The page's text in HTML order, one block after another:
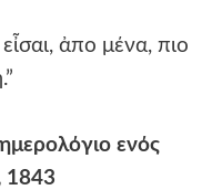
ἀπο μένα, πιο
ενός
1843